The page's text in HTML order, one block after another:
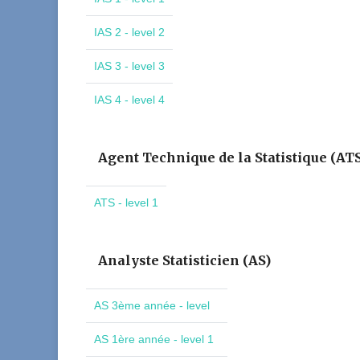
IAS 2 - level 2
IAS 3 - level 3
IAS 4 - level 4
Agent Technique de la Statistique
ATS - level 1
Analyste Statisticien (AS)
AS 3ème année - level
AS 1ère année - level 1